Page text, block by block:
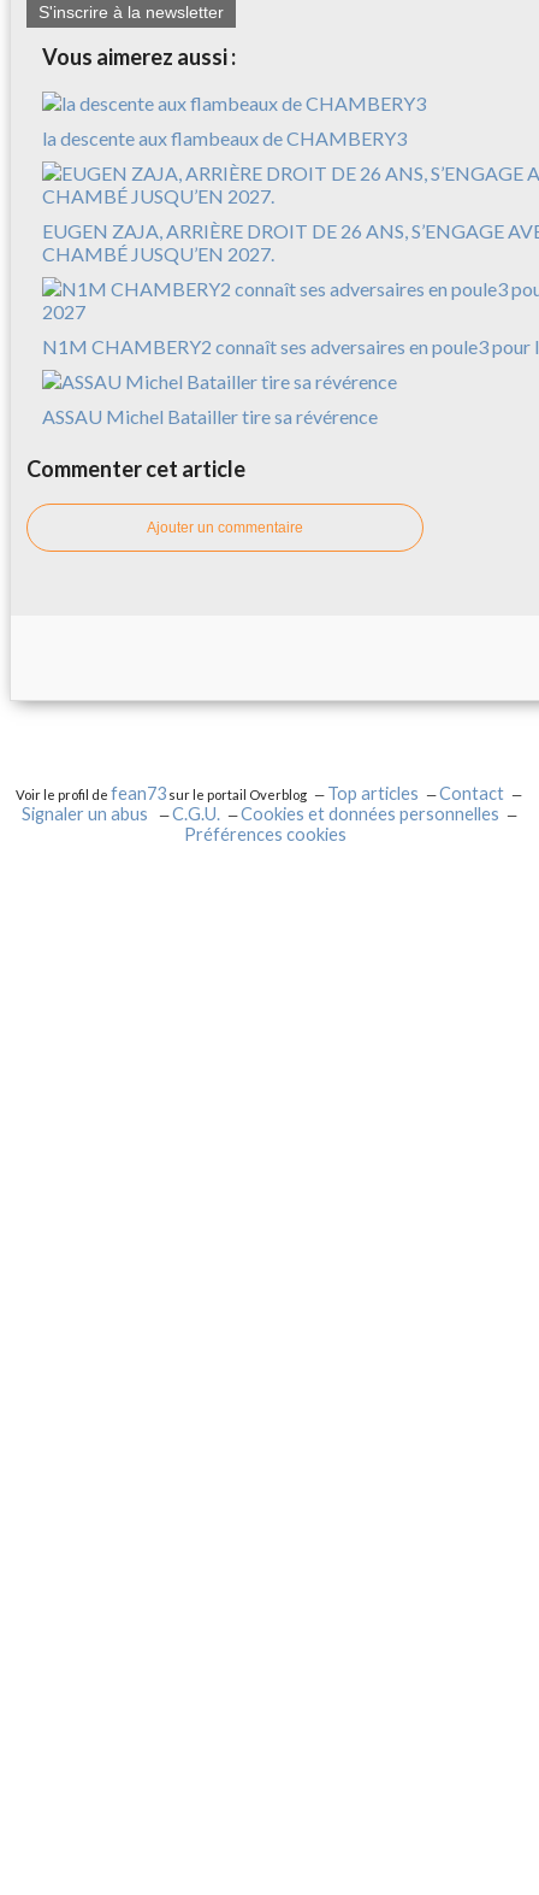
S'inscrire à la newsletter
Vous aimerez aussi :
la descente aux flambeaux de CHAMBERY3
EUGEN ZAJA, ARRIÈRE DROIT DE 26 ANS, S’ENGAGE
CHAMBÉ JUSQU’EN 2027.
N1M CHAMBERY2 connaît ses adversaires en poule3 pour
ASSAU Michel Batailler tire sa révérence
Commenter cet article
Ajouter un commentaire
Voir le profil defean73 sur le portail Overblog Top articles
Contact
Signaler un abus
C.G.U.
Cookies et données personnelles
Préférences cookies